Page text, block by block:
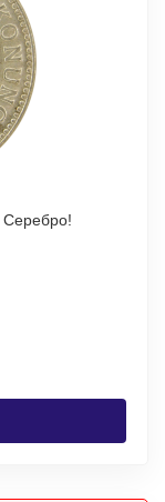
Швеция Король Густав V 2 кроны 1937 г Серебро!